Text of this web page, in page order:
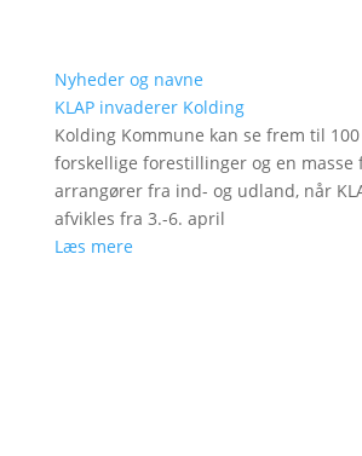
Nyheder og navne
KLAP invaderer Kolding
Kolding Kommune kan se frem til
forskellige forestillinger og en masse
arrangører fra ind- og udland, når
afvikles fra 3.-6. april
Læs mere